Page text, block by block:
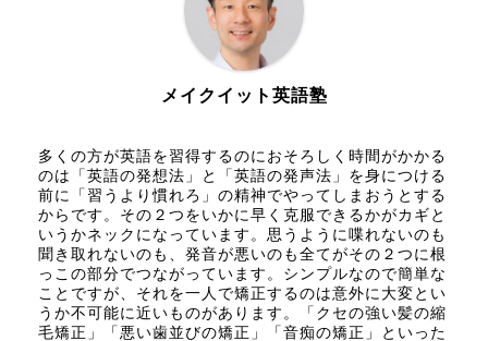
メイクイット英語塾
多くの方が英語を習得するのにおそろしく時間がかかる
のは「英語の発想法」と「英語の発声法」を身につける
前に「習うより慣れろ」の精神でやってしまおうとする
からです。その２つをいかに早く克服できるかがカギと
いうかネックになっています。思うように喋れないのも
聞き取れないのも、発音が悪いのも全てがその２つに根
っこの部分でつながっています。シンプルなので簡単な
ことですが、それを一人で矯正するのは意外に大変とい
うか不可能に近いものがあります。「クセの強い髪の縮
毛矯正」「悪い歯並びの矯正」「音痴の矯正」といった